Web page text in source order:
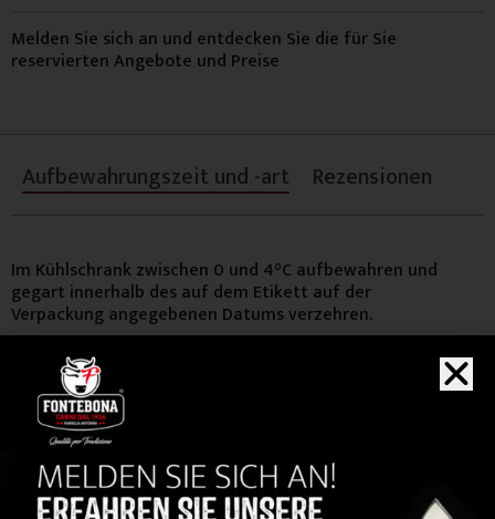
Melden Sie sich an und entdecken Sie die für Sie
reservierten Angebote und Preise
Aufbewahrungszeit und -art Rezensionen
Im Kühlschrank zwischen 0 und 4°C aufbewahren und
gegart innerhalb des auf dem Etikett auf der
Verpackung angegebenen Datums verzehren.
Sie auch...